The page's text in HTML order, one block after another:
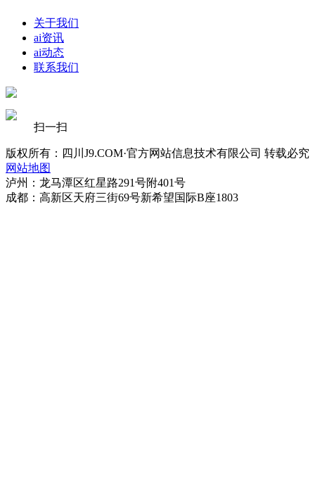
关于我们
ai资讯
ai动态
联系我们
扫一扫
版权所有：四川J9.COM·官方网站信息技术有限公司 转载必究
网站地图
泸州：龙马潭区红星路291号附401号
成都：高新区天府三街69号新希望国际B座1803